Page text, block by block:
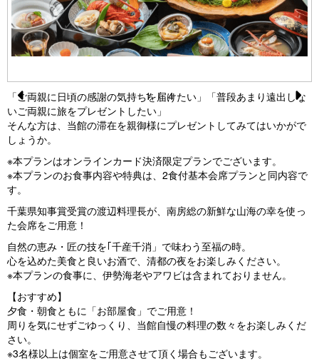
Pr
e
vi
o
s
e
1 / 4
「ご両親に日頃の感謝の気持ちを届けたい」「普段あまり遠出しな
いご両親に旅をプレゼントしたい」
そんな方は、当館の滞在を親御様にプレゼントしてみてはいかがで
しょうか。
※本プランはオンラインカード決済限定プランでございます。
※本プランのお食事内容や特典は、2食付基本会席プランと同内容で
す。
千葉県知事賞受賞の渡辺料理長が、南房総の新鮮な山海の幸を使っ
た会席をご用意！
自然の恵み・匠の技を｢千産千消」で味わう至福の時。
心を込めた美食と良いお酒で、清都の夜をお楽しみください。
※本プランの食事に、伊勢海老やアワビは含まれておりません。
【おすすめ】
夕食・朝食ともに「お部屋食」でご用意！
周りを気にせずごゆっくり、当館自慢の料理の数々をお楽しみくだ
さい。
※3名様以上は個室をご用意させて頂く場合もございます。